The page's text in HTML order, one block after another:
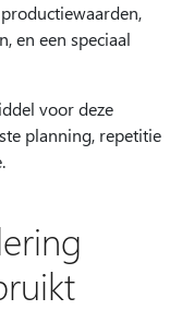
en een speciaal
voor deze
planning, repetitie